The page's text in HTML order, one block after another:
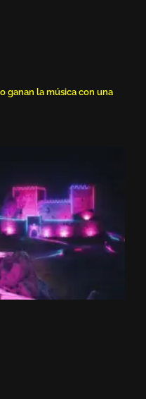
ganan la música con una